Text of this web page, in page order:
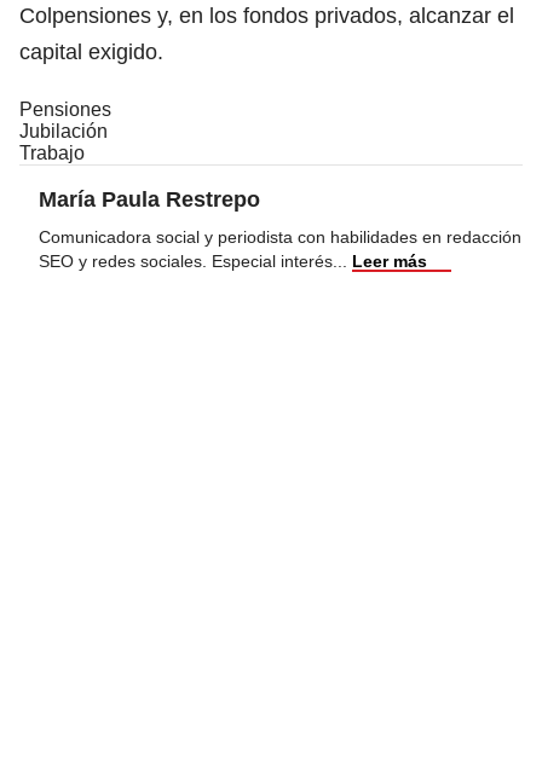
Colpensiones y, en los fondos privados, alcanzar el
capital exigido.
Pensiones
Jubilación
Trabajo
María Paula Restrepo
Comunicadora social y periodista con habilidades en redacción
SEO y redes sociales. Especial interés
Leer más